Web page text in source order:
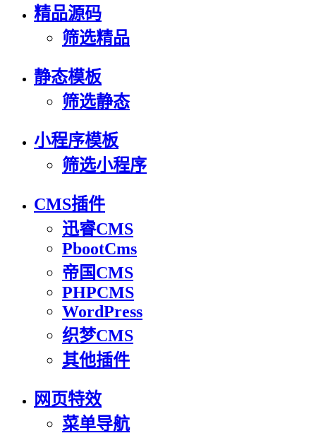
精品源码
筛选精品
静态模板
筛选静态
小程序模板
筛选小程序
CMS插件
迅睿CMS
PbootCms
帝国CMS
PHPCMS
WordPress
织梦CMS
其他插件
网页特效
菜单导航